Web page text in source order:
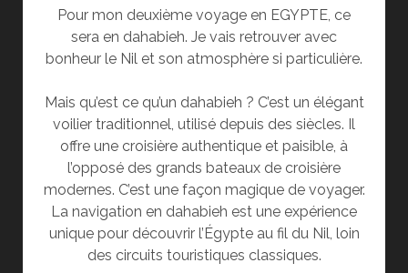
Pour mon deuxième voyage en EGYPTE, ce
sera en dahabieh. Je vais retrouver avec
bonheur le Nil et son atmosphère si particulière.
Mais qu’est ce qu’un dahabieh ? C’est un élégant
voilier traditionnel, utilisé depuis des siècles. Il
offre une croisière authentique et paisible, à
l’opposé des grands bateaux de croisière
modernes. C’est une façon magique de voyager.
La navigation en dahabieh est une expérience
unique pour découvrir l’Égypte au fil du Nil, loin
des circuits touristiques classiques.